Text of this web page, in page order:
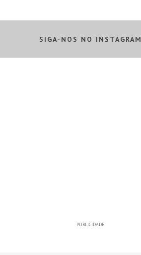
SIGA-NOS NO INSTAGRAM
PUBLICIDADE